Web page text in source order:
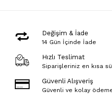
Değişim & İade
14 Gün İçinde İade
Hızlı Teslimat
Siparişleriniz en kısa
Güvenli Alışveriş
Güvenli ve kolay